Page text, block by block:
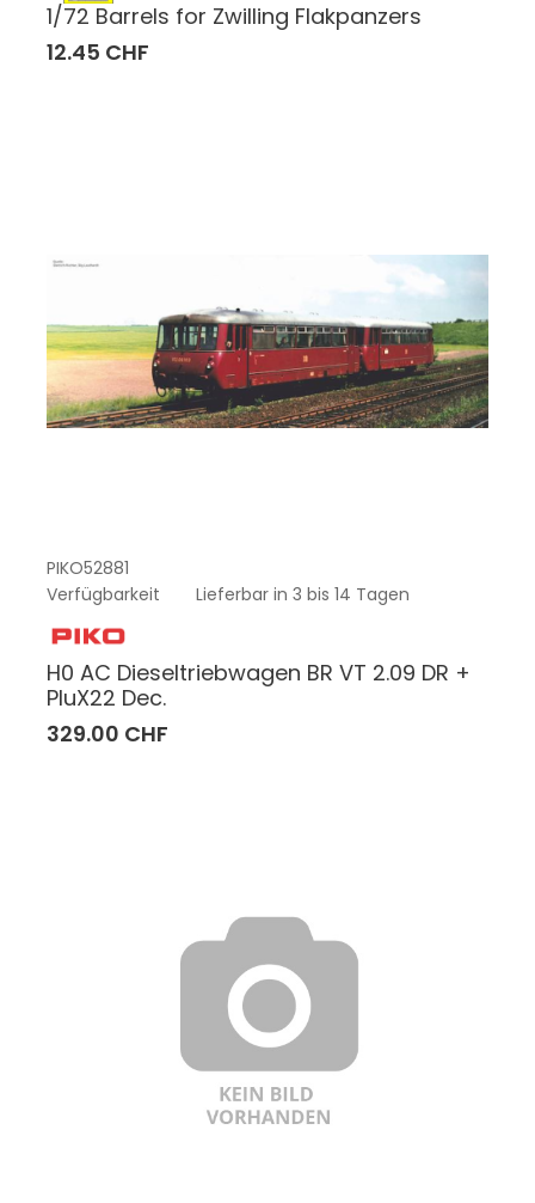
1/72 Barrels for Zwilling Flakpanzers
12.45 CHF
PIKO52881
Verfügbarkeit
Lieferbar in 3 bis 14 Tagen
H0 AC Dieseltriebwagen BR VT 2.09 DR +
PluX22 Dec.
329.00 CHF